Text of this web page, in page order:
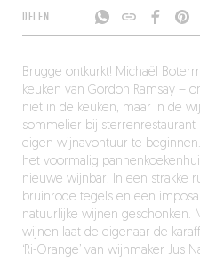
DELEN
Brugge ontkurkt! Michaël
keuken van Gordon Ramsay –
niet in de keuken, maar in de
sommelier bij sterrenrestaurant
eigen wijnavontuur te
het voormalig
nieuwe wijnbar. In een strakke
bruinrode tegels en een
natuurlijke wijnen geschonken.
wijnen laat de eigenaar de
‘Ri-Orange’ van wijnmaker Jus